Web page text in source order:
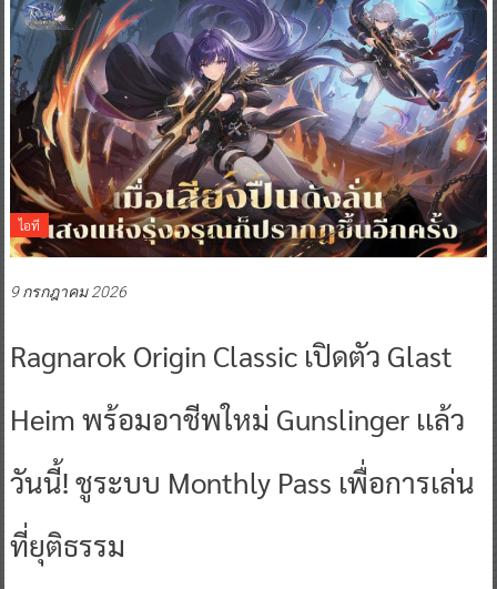
ไอที
9 กรกฎาคม 2026
Ragnarok Origin Classic เปิดตัว Glast
Heim พร้อมอาชีพใหม่ Gunslinger เเล้ว
วันนี้! ชูระบบ Monthly Pass เพื่อการเล่น
ที่ยุติธรรม